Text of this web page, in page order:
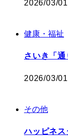
2026/03/01
健康・福祉
さいき「通
2026/03/01
その他
ハッピネ